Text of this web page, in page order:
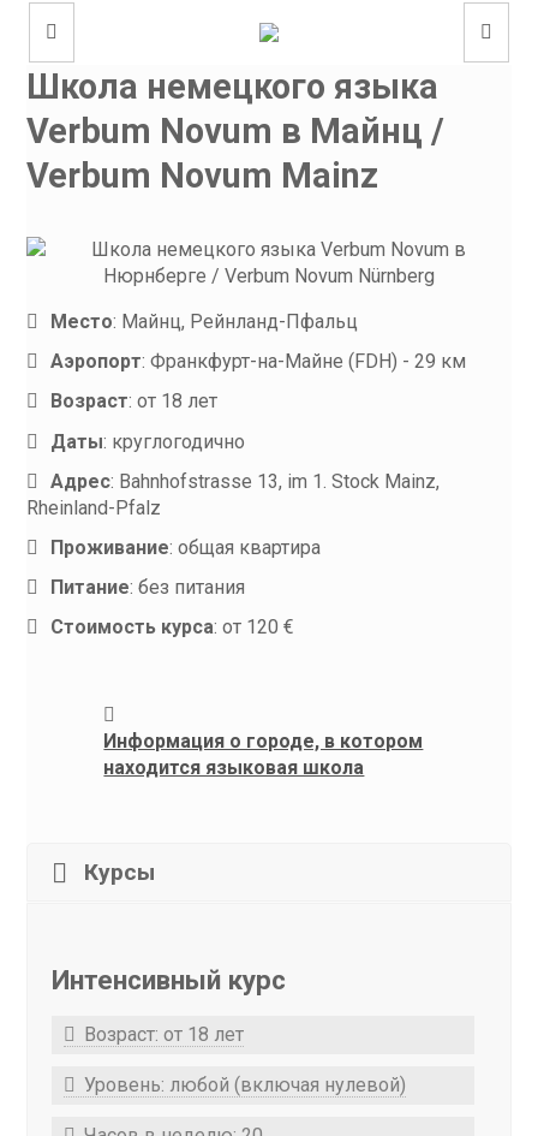
Школа немецкого языка
Verbum Novum в Майнц /
Verbum Novum Mainz
Место: Майнц, Рейнланд-Пфальц
Аэропорт:Франкфурт-на-Майне (FDH) - 29 км
Возраст:от 18 лет
Даты: круглогодично
Адрес: Bahnhofstrasse 13, im 1. Stock Mainz,
Rheinland-Pfalz
Проживание:общая квартира
Питание:без питания
Стоимость курса:от 120 €
Информация о городе, в котором
находится языковая школа
Курсы
Интенсивный курс
Возраст: от 18 лет
Уровень: любой (включая нулевой)